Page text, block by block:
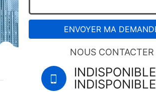
NOUS CONTACTER
INDISPONIBLE
INDISPONIBLE